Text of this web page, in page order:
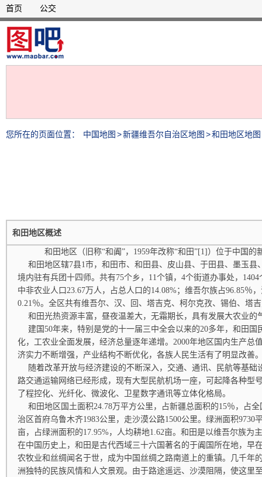
首页 公交
您所在的页面位置： 中国地图 >新疆维吾尔自治区地图 >和田地区地图
和田地区概述
和田地区（旧称“和阗”，1959年改称“和田”[1]）位于中国的
和田地区辖7县1市，和田市、和田县、皮山县、于田县、墨玉县
境内驻有兵团十四师。共有75个乡，11个镇，4个街道办事处，
中非农业人口23.67万人，占总人口的14.08%；维吾尔族占96.85％
0.21％。全区共有维吾尔、汉、回、塔吉克、柯尔克孜、锡伯、塔
和田光热资源丰富，昼夜温差大，无霜期长，具有发展大农业的
建国50年来，特别是党的十一届三中全会以来的20多年，和田国
化，工农业全面发展，经济总量逐年递增。2000年地区国内生产总
济实力不断增强，产业结构不断优化，各族人民生活有了明显改善
随着改革开放与经济建设的不断深入，交通、通讯、民航等基础
路交通运输网络已经形成，现有大型民航机场一座，可起降各种型
了程控化、光纤化、微波化、卫星数字通讯等立体化格局。
和田地区国土面积24.78万平方公里，占新疆总面积的15％，占全
治区首府乌鲁木齐1983公里，走沙漠公路1500公里。绿洲面积9730
亩，占绿洲面积的17.95%，人均耕地1.62亩。和田是以维吾尔族为
在中国历史上，和田是古代西域三十六国著名的于阗国所在地，早
农牧业和丝绸闻名于世，成为中国丝绸之路南道上的重镇。几千年
洲独特的民族风情和人文景观。由于路途遥远、沙漠阻隔，使这里